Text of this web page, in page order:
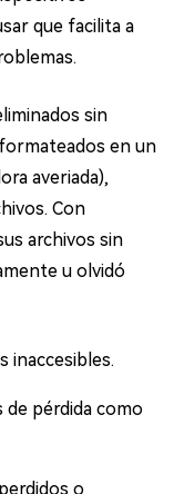
que facilita a
sin
en un
averiada),
Con
archivos sin
u olvidó
inaccesibles.
de pérdida como
o